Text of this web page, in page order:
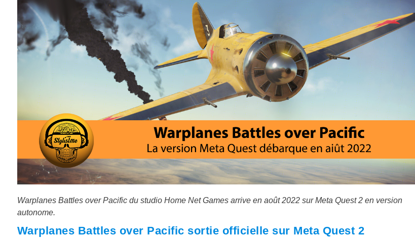
Warplanes Battles over Pacific du studio Home Net Games arrive en août 2022 sur Meta Quest 2 en version
autonome.
Warplanes Battles over Pacific sortie officielle sur Meta Quest 2